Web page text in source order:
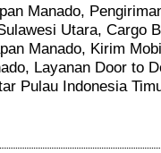
Manado,
Utara, Cargo
Manado, Kirim
Layanan Door to
Pulau Indonesia